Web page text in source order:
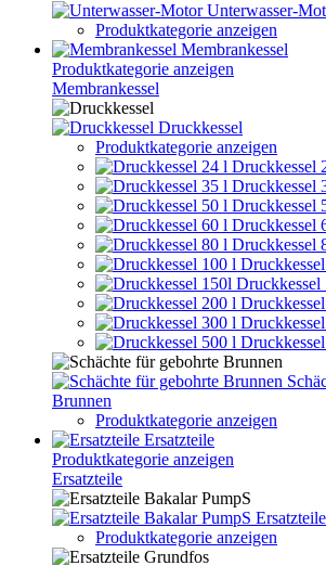
Unterwasser-
Produktkategorie anzeigen
Membrankessel
Produktkategorie anzeigen
Membrankessel
Druckkessel
Produktkategorie anzeigen
Druckkessel
Druckkessel
Druckkessel
Druckkessel
Druckkessel
Druckkessel
Brunnen
Produktkategorie anzeigen
Ersatzteile
Produktkategorie anzeigen
Ersatzteile
Produktkategorie anzeigen